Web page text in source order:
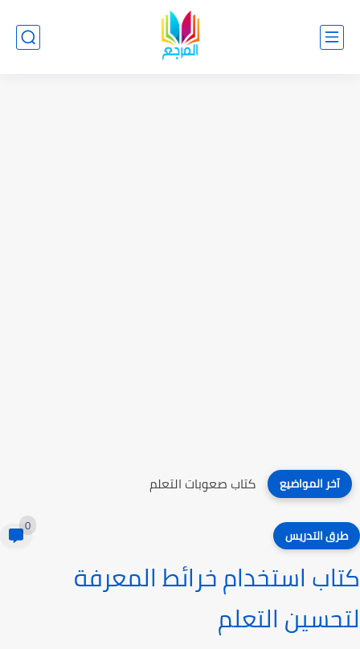
آخر المواضيع كتاب صعوبات التعلم
طرق التدريس 0
كتاب استخدام خرائط المعرفة
لتحسين التعلم